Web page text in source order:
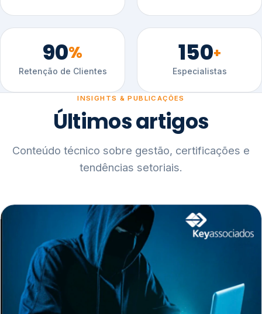
90%
Retenção de Clientes
150+
Especialistas
INSIGHTS & PUBLICAÇÕES
Últimos artigos
Conteúdo técnico sobre gestão, certificações e
tendências setoriais.